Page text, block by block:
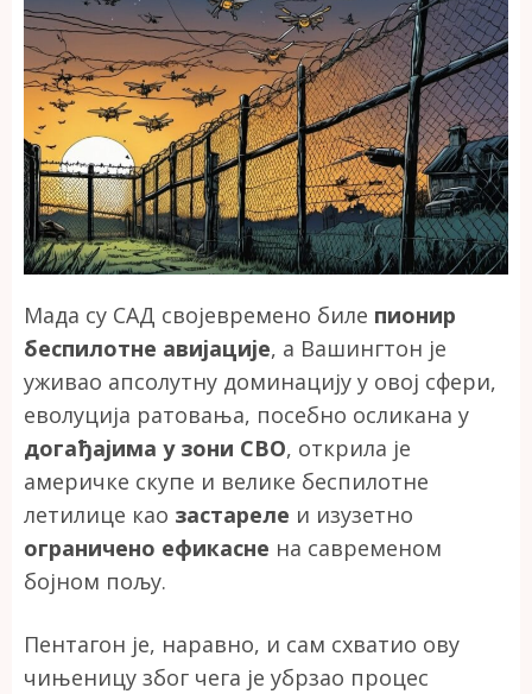
Мада су САД својевремено биле пионир
беспилотне авијације, а Вашингтон је
уживао апсолутну доминацију у овој сфери,
еволуција ратовања, посебно осликана у
догађајима у зони СВО, открила је
америчке скупе и велике беспилотне
летилице као застареле и изузетно
ограничено ефикасне на савременом
бојном пољу.
Пентагон је, наравно, и сам схватио ову
чињеницу због чега је убрзао процес